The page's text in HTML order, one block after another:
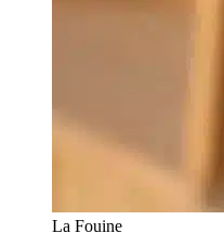
La Fouine